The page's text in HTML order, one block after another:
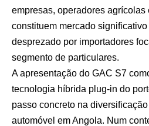
empresas, operadores agrícolas
constituem mercado
desprezado por importadores
segmento de particulares.
A apresentação do GAC S7
tecnologia híbrida plug-in do
passo concreto na
automóvel em Angola. Num